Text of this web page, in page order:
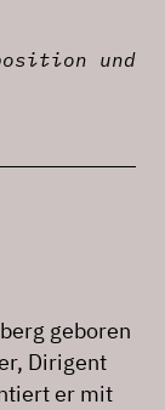
und
geboren
Dirigent
er mit